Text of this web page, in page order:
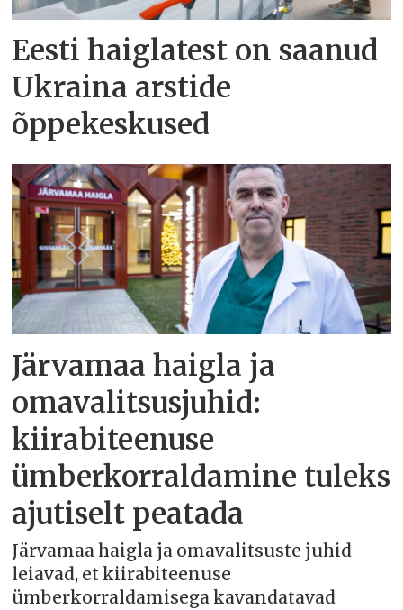
Eesti haiglatest on saanud
Ukraina arstide
õppekeskused
Järvamaa haigla ja
omavalitsusjuhid:
kiirabiteenuse
ümberkorraldamine tuleks
ajutiselt peatada
Järvamaa haigla ja omavalitsuste juhid
leiavad, et kiirabiteenuse
ümberkorraldamisega kavandatavad